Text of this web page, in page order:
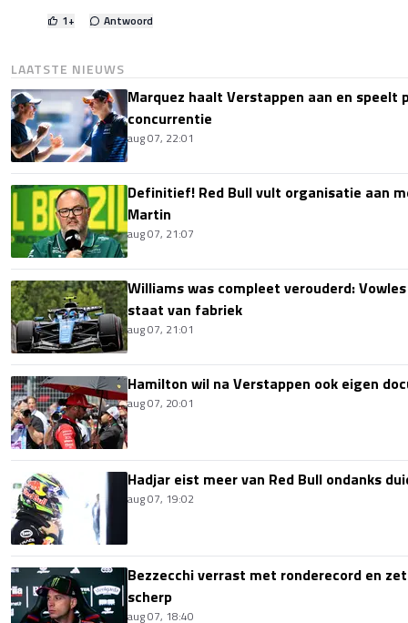
1+ Antwoord
LAATSTE NIEUWS
Marquez haalt Verstappen aan en speelt
concurrentie
aug 07, 22:01
Definitief! Red Bull vult organisatie aan
Martin
aug 07, 21:07
Williams was compleet verouderd:
staat van fabriek
aug 07, 21:01
Hamilton wil na Verstappen ook eigen
aug 07, 20:01
Hadjar eist meer van Red Bull ondanks
aug 07, 19:02
Bezzecchi verrast met ronderecord en
scherp
aug 07, 18:40